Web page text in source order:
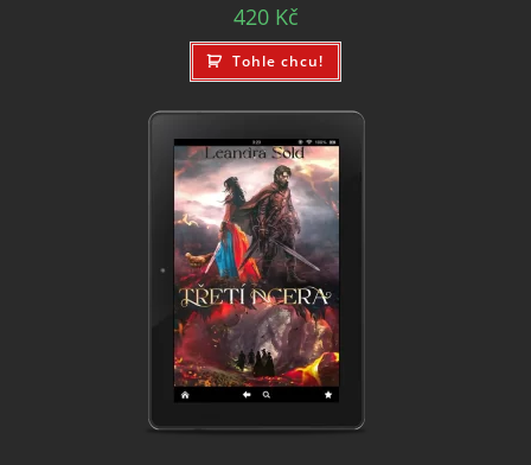
420 Kč
Tohle chcu!